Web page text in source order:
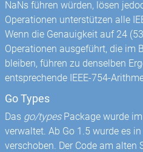
NaNs führen würden, lösen
Operationen unterstützen alle
Wenn die Genauigkeit auf 24
Operationen ausgeführt, die im
bleiben, führen zu denselben
entsprechende IEEE-754-
Go Types
Das go/typesPackage wurde im
verwaltet. Ab Go 1.5 wurde es
verschoben. Der Code am alten